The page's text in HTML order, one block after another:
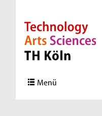
Direkt zur
Direkt zur Subnavigation
Direkt zum Inhalt
Direkt zum Fußbereich
Menü